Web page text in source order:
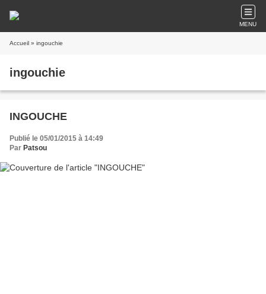
MENU
Accueil » ingouchie
ingouchie
INGOUCHE
Publié le 05/01/2015 à 14:49
Par Patsou